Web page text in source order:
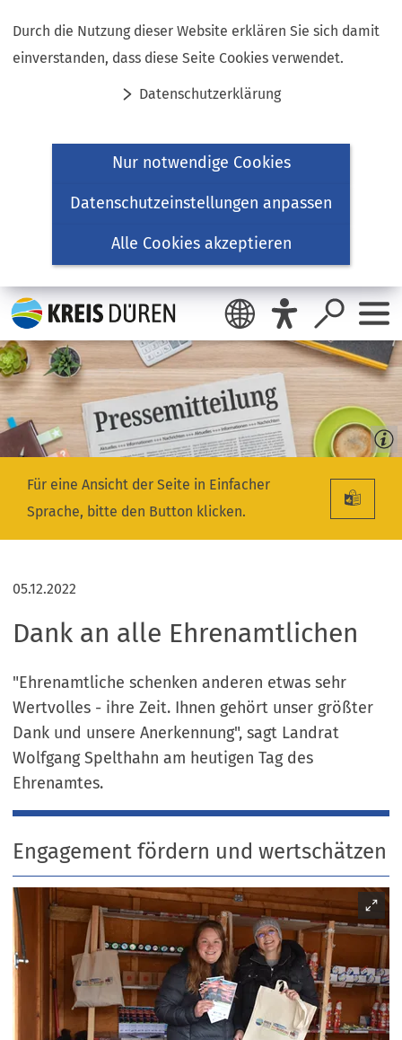
Durch die Nutzung dieser Website erklären Sie sich damit
einverstanden, dass diese Seite Cookies verwendet.
Datenschutzerklärung
Nur notwendige Cookies
Datenschutzeinstellungen anpassen
Alle Cookies akzeptieren
Inhalt anspringen
Für eine Ansicht der Seite in Einfacher
Sprache, bitte den Button klicken.
05.12.2022
Dank an alle Ehrenamtlichen
"Ehrenamtliche schenken anderen etwas sehr
Wertvolles - ihre Zeit. Ihnen gehört unser größter
Dank und unsere Anerkennung", sagt Landrat
Wolfgang Spelthahn am heutigen Tag des
Ehrenamtes.
Engagement fördern und wertschätzen